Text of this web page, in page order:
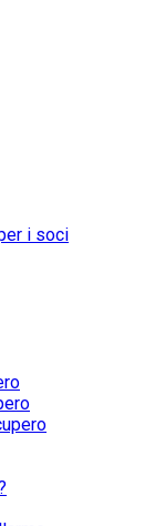
i soci